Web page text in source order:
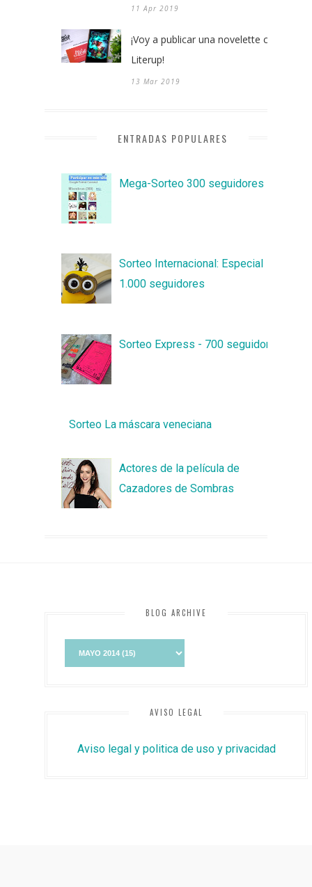
11 Apr 2019
¡Voy a publicar una novelette con
Literup!
13 Mar 2019
ENTRADAS POPULARES
Mega-Sorteo 300 seguidores
Sorteo Internacional: Especial
1.000 seguidores
Sorteo Express - 700 seguidores
Sorteo La máscara veneciana
Actores de la película de
Cazadores de Sombras
BLOG ARCHIVE
AVISO LEGAL
Aviso legal y politica de uso y privacidad